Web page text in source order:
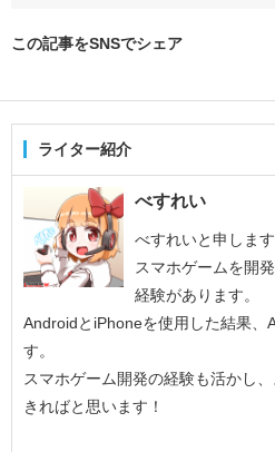
この記事をSNSでシェア
ライター紹介
べすれい
べすれいと申します
スマホゲームを開
経験があります。
AndroidとiPhoneを使用した結果、
す。
スマホゲーム開発の経験も活かし
きればと思います！